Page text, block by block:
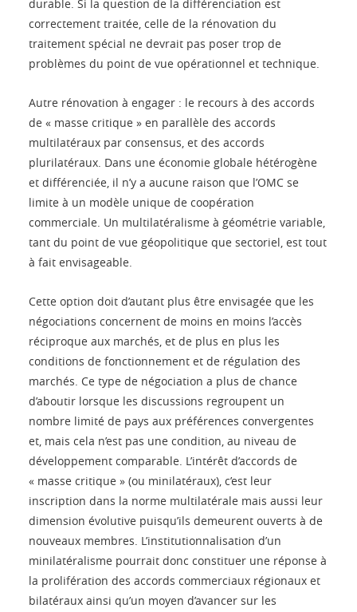
durable. Si la question de la différenciation est
correctement traitée, celle de la rénovation du
traitement spécial ne devrait pas poser trop de
problèmes du point de vue opérationnel et technique.
Autre rénovation à engager : le recours à des accords
de « masse critique » en parallèle des accords
multilatéraux par consensus, et des accords
plurilatéraux. Dans une économie globale hétérogène
et différenciée, il n’y a aucune raison que l’OMC se
limite à un modèle unique de coopération
commerciale. Un multilatéralisme à géométrie variable,
tant du point de vue géopolitique que sectoriel, est tout
à fait envisageable.
Cette option doit d’autant plus être envisagée que les
négociations concernent de moins en moins l’accès
réciproque aux marchés, et de plus en plus les
conditions de fonctionnement et de régulation des
marchés. Ce type de négociation a plus de chance
d’aboutir lorsque les discussions regroupent un
nombre limité de pays aux préférences convergentes
et, mais cela n’est pas une condition, au niveau de
développement comparable. L’intérêt d’accords de
« masse critique » (ou minilatéraux), c’est leur
inscription dans la norme multilatérale mais aussi leur
dimension évolutive puisqu’ils demeurent ouverts à de
nouveaux membres. L’institutionnalisation d’un
minilatéralisme pourrait donc constituer une réponse à
la prolifération des accords commerciaux régionaux et
bilatéraux ainsi qu’un moyen d’avancer sur les